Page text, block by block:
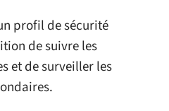
profil de sécurité
de suivre les
et de surveiller les